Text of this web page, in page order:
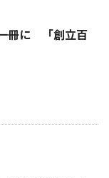
冊に 「創立百